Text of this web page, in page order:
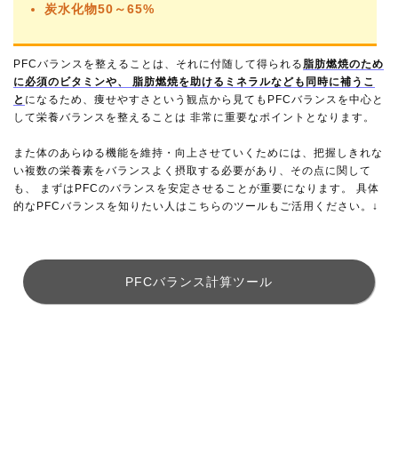
炭水化物50～65%
PFCバランスを整えることは、それに付随して得られる 脂肪燃焼のため
に必須のビタミンや、 脂肪燃焼を助けるミネラルなども同時に補うこ
と になるため、痩せやすさという観点から見てもPFCバランスを中心と
して栄養バランスを整えることは 非常に重要なポイントとなります。
また体のあらゆる機能を維持・向上させていくためには、把握しきれな
い複数の栄養素をバランスよく摂取する必要があり、その点に関して
も、 まずはPFCのバランスを安定させることが重要になります。 具体
的なPFCバランスを知りたい人はこちらのツールもご活用ください。↓
PFCバランス計算ツール